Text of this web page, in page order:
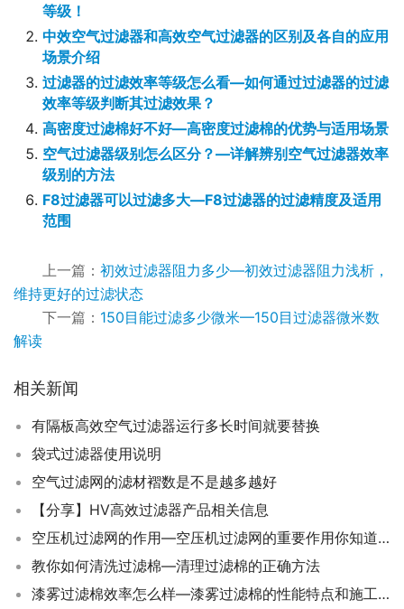
等级！
中效空气过滤器和高效空气过滤器的区别及各自的应用
场景介绍
过滤器的过滤效率等级怎么看—如何通过过滤器的过滤
效率等级判断其过滤效果？
高密度过滤棉好不好—高密度过滤棉的优势与适用场景
空气过滤器级别怎么区分？—详解辨别空气过滤器效率
级别的方法
F8过滤器可以过滤多大—F8过滤器的过滤精度及适用
范围
上一篇： 初效过滤器阻力多少—初效过滤器阻力浅析，
维持更好的过滤状态
下一篇： 150目能过滤多少微米—150目过滤器微米数
解读
相关新闻
有隔板高效空气过滤器运行多长时间就要替换
袋式过滤器使用说明
空气过滤网的滤材褶数是不是越多越好
【分享】HV高效过滤器产品相关信息
空压机过滤网的作用—空压机过滤网的重要作用你知道吗？
教你如何清洗过滤棉—清理过滤棉的正确方法
漆雾过滤棉效率怎么样—漆雾过滤棉的性能特点和施工效果介绍